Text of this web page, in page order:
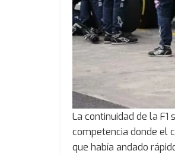
La continuidad de la F1
competencia donde el
que había andado